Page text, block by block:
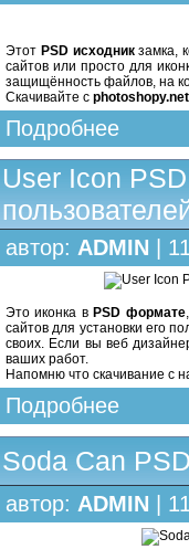
Этот PSD исходникзамка,
сайтов или просто для
защищённость файлов, на
Скачивайте с photoshopy.net
Подробнее
User Icon
автор: ADMIN |
Это иконка в PSD формате
сайтов для установки его
своих. Если вы веб
ваших работ.
Напомню что скачивание с
Подробнее
Soda Can
автор: ADMIN |